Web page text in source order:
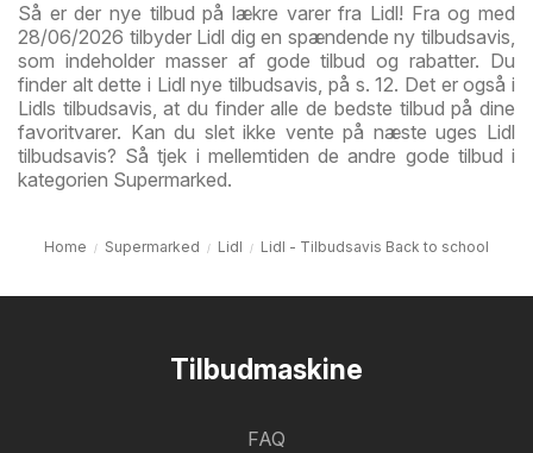
Så er der nye tilbud på lækre varer fra Lidl! Fra og med
28/06/2026 tilbyder Lidl dig en spændende ny tilbudsavis,
som indeholder masser af gode tilbud og rabatter. Du
finder alt dette i Lidl nye tilbudsavis, på s. 12. Det er også i
Lidls tilbudsavis, at du finder alle de bedste tilbud på dine
favoritvarer. Kan du slet ikke vente på næste uges Lidl
tilbudsavis? Så tjek i mellemtiden de andre gode tilbud i
kategorien Supermarked.
Home Supermarked Lidl Lidl - Tilbudsavis Back to school
Tilbudmaskine
FAQ